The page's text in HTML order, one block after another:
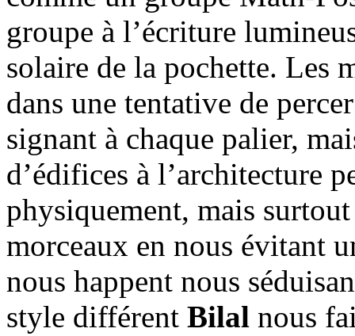
groupe à l’écriture
solaire de la pochette. Les
dans une tentative de
signant à chaque palier,
d’édifices à l’architecture
physiquement, mais
morceaux en nous évitant
nous happent nous
style différent Bilal nous